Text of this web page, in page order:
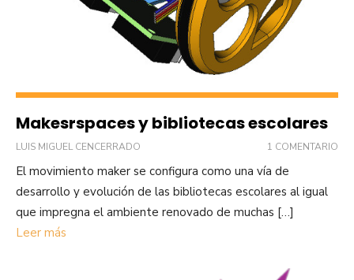
Makesrspaces y bibliotecas escolares
LUIS MIGUEL CENCERRADO 1 COMENTARIO
El movimiento maker se configura como una vía de
desarrollo y evolución de las bibliotecas escolares al igual
que impregna el ambiente renovado de muchas […]
Leer más